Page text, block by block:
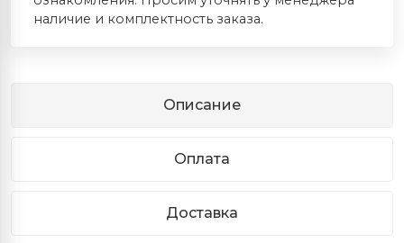
наличие и комплектность заказа.
Описание
Оплата
Доставка